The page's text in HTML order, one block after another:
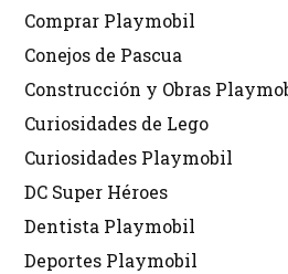
Comprar Playmobil
Conejos de Pascua
Construcción y Obras
Curiosidades de Lego
Curiosidades Playmobil
DC Super Héroes
Dentista Playmobil
Deportes Playmobil